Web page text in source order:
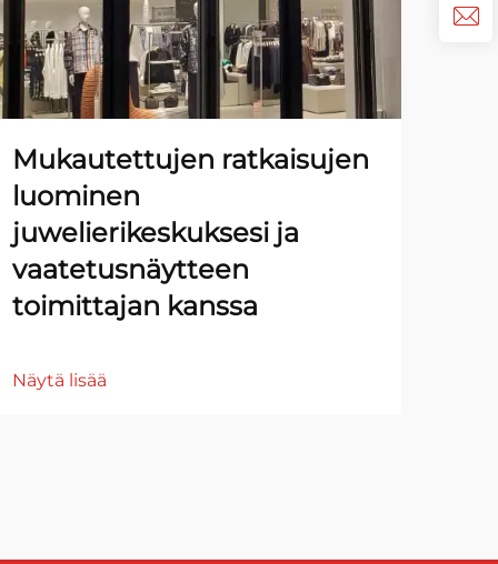
Mukautettujen ratkaisujen
luominen
juwelierikeskuksesi ja
vaatetusnäytteen
toimittajan kanssa
Näytä lisää